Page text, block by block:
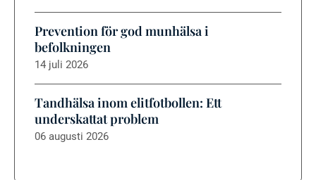
Prevention för god munhälsa i
befolkningen
14 juli 2026
Tandhälsa inom elitfotbollen: Ett
underskattat problem
06 augusti 2026